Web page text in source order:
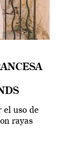
el uso de
rayas